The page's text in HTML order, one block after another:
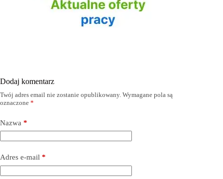
Dodaj komentarz
Twój adres email nie zostanie opublikowany. Wymagane pola są
oznaczone *
Nazwa *
Adres e-mail *